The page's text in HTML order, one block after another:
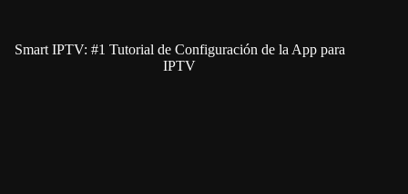
Smart IPTV: #1 Tutorial de Configuración de la App para
IPTV